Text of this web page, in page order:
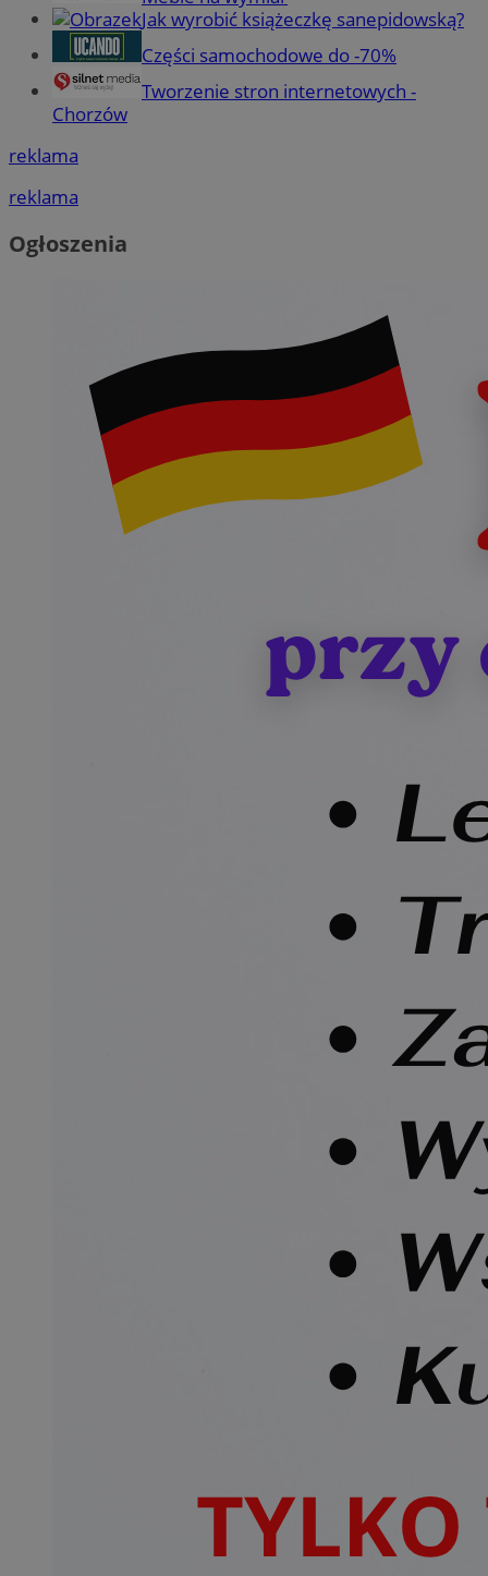
Jak wyrobić książeczkę sanepidowską?
Części samochodowe do -70%
Tworzenie stron internetowych -
Chorzów
reklama
reklama
Ogłoszenia